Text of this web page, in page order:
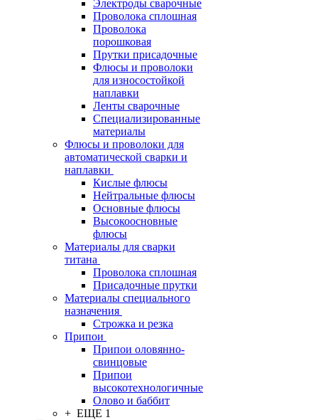
Электроды сварочные
Проволока сплошная
Проволока
порошковая
Прутки присадочные
Флюсы и проволоки
для износостойкой
наплавки
Ленты сварочные
Специализированные
материалы
Флюсы и проволоки для
автоматической сварки и
наплавки
Кислые флюсы
Нейтральные флюсы
Основные флюсы
Высокоосновные
флюсы
Материалы для сварки
титана
Проволока сплошная
Присадочные прутки
Материалы специального
назначения
Строжка и резка
Припои
Припои оловянно-
свинцовые
Припои
высокотехнологичные
Олово и баббит
+ ЕЩЕ 1